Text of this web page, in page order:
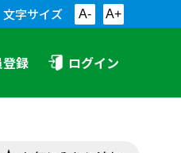
文字サイズ A- A+
録 ログイン